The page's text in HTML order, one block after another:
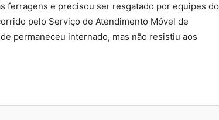
ferragens e precisou ser resgatado por equipes do
pelo Serviço de Atendimento Móvel de
permaneceu internado, mas não resistiu aos